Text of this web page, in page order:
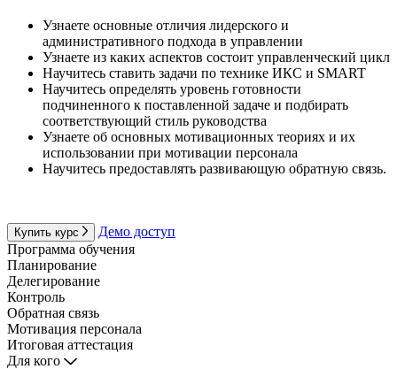
Узнаете основные отличия лидерского и
административного подхода в управлении
Узнаете из каких аспектов состоит управленческий цикл
Научитесь ставить задачи по технике ИКС и SMART
Научитесь определять уровень готовности
подчиненного к поставленной задаче и подбирать
соответствующий стиль руководства
Узнаете об основных мотивационных теориях и их
использовании при мотивации персонала
Научитесь предоставлять развивающую обратную связь.
Купить курс
Демо доступ
Программа обучения
Планирование
Делегирование
Контроль
Обратная связь
Мотивация персонала
Итоговая аттестация
Для кого